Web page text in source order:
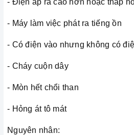
- Điện áp ra cao hơn hoặc thấp
- Máy làm việc phát ra tiếng ồn
- Có điện vào nhưng không có
- Cháy cuộn dây
- Mòn hết chổi than
- Hỏng át tô mát
Nguyên nhân: